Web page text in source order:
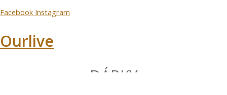
Facebook Instagram
Ourlive
DÁRKY